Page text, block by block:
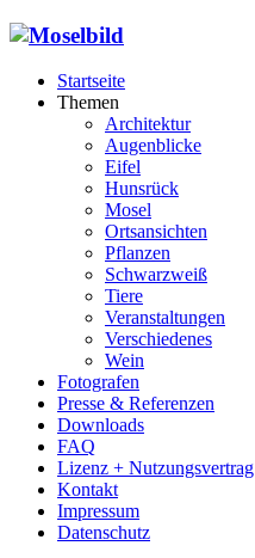
Startseite
Themen
Architektur
Augenblicke
Eifel
Hunsrück
Mosel
Ortsansichten
Pflanzen
Schwarzweiß
Tiere
Veranstaltungen
Verschiedenes
Wein
Fotografen
Presse & Referenzen
Downloads
FAQ
Lizenz + Nutzungsvertrag
Kontakt
Impressum
Datenschutz